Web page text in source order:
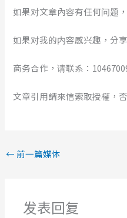
如果对文章內容有任何问题
如果对我的内容感兴趣，分
商务合作，请联系：
文章引用請來信索取授權，
← 前一篇媒体
发表回复